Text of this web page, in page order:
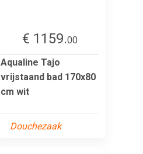
€ 1159.00
Aqualine Tajo
vrijstaand bad 170x80
cm wit
Douchezaak